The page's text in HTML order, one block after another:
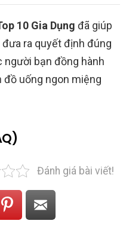
10 Gia Dụng đã giúp
ra quyết định đúng
bạn đồng hành
đồ uống ngon miệng
Đánh giá bài viết!